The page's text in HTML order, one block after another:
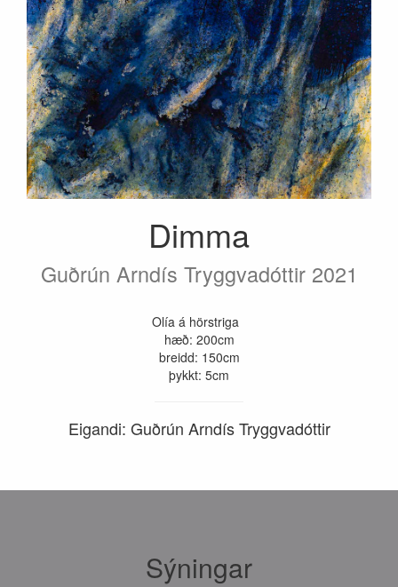
Dimma
Guðrún Arndís Tryggvadóttir 2021
Olía á hörstriga
hæð: 200cm
breidd: 150cm
þykkt: 5cm
Eigandi: Guðrún Arndís Tryggvadóttir
Sýningar